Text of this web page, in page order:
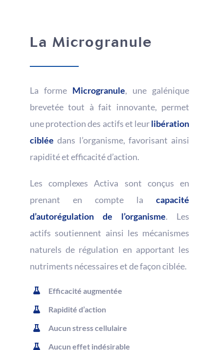
La Microgranule
La forme Microgranule, une galénique
brevetée tout à fait innovante, permet
une protection des actifs et leurlibération
ciblée dans l’organisme, favorisant ainsi
rapidité et efficacité d’action.
Les complexes Activa sont conçus en
prenant en compte la capacité
d’autorégulation de l’organisme. Les
actifs soutiennent ainsi les mécanismes
naturels de régulation en apportant les
nutriments nécessaires et de façon ciblée.
Efficacité augmentée
Rapidité d’action
Aucun stress cellulaire
Aucun effet indésirable